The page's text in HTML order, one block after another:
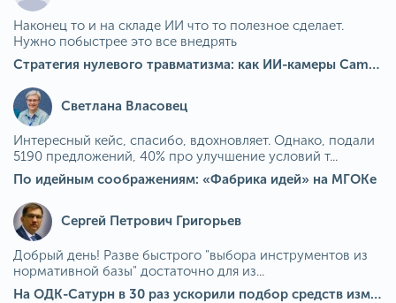
Наконец то и на складе ИИ что то полезное сделает.
Нужно побыстрее это все внедрять
Стратегия нулевого травматизма: как ИИ-камеры Camkord снижают риск наезда на пешехода при работе на погрузчике
Светлана Власовец
Интересный кейс, спасибо, вдохновляет. Однако, подали
5190 предложений, 40% про улучшение условий т...
По идейным соображениям: «Фабрика идей» на МГОКе
Сергей Петрович Григорьев
Добрый день! Разве быстрого "выбора инструментов из
нормативной базы" достаточно для из...
На ОДК-Сатурн в 30 раз ускорили подбор средств измерения для контроля качества продукции